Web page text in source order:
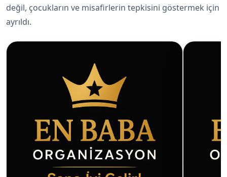
değil, çocukların ve misafirlerin tepkisini göstermek için
ayrıldı.